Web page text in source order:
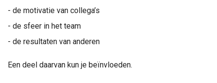
- de motivatie van collega’s
- de sfeer in het team
- de resultaten van anderen
Een deel daarvan kun je beïnvloeden.